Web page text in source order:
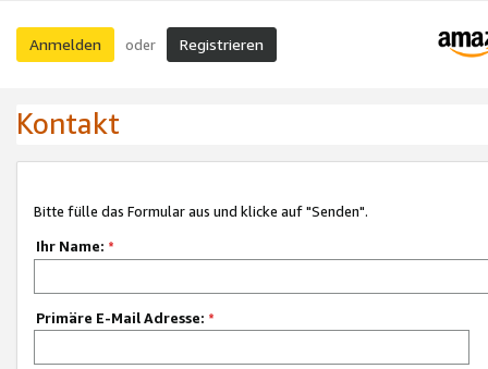
Anmelden oder Registrieren
Kontakt
Bitte fülle das Formular aus und klicke auf "Senden".
Ihr Name: *
Primäre E-Mail Adresse: *